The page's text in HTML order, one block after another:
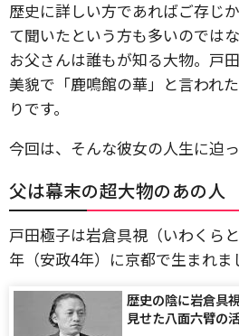
歴史に詳しい方であればご存じ
て聞いたという方も多いのでは
お父さんは誰もが知る大物。戸
美貌で「鹿鳴館の華」と言われ
りです。
今回は、そんな彼女の人生に迫
父は幕末の超大物のあの人
戸田極子は岩倉具視（いわくら
年（安政4年）に京都で生まれま
歴史の陰に岩倉具
見せた八面六臂の